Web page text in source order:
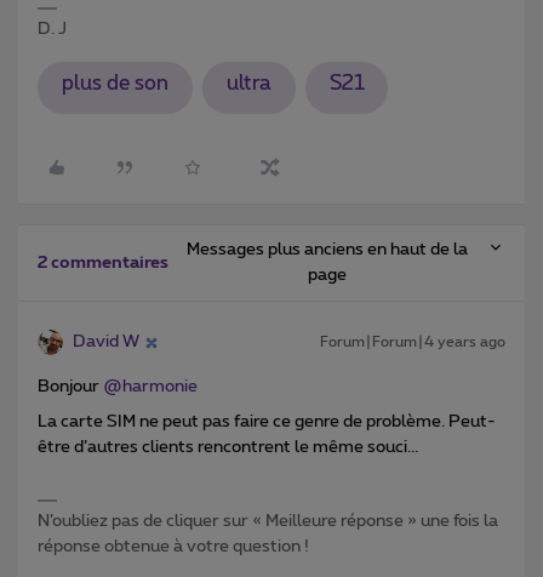
D. J
plus de son ultra S21
2 commentaires
Messages plus anciens en haut de la
page
David W Forum|Forum|4 years ago
Bonjour @harmonie
La carte SIM ne peut pas faire ce genre de problème. Peut-
être d’autres clients rencontrent le même souci...
N’oubliez pas de cliquer sur « Meilleure réponse » une fois la
réponse obtenue à votre question !